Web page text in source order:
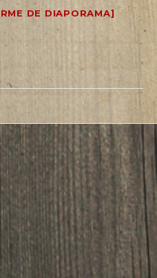
DE DIAPORAMA]